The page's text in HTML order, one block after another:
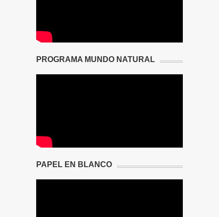
PROGRAMA MUNDO NATURAL
PAPEL EN BLANCO